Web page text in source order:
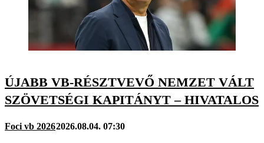
ÚJABB VB-RÉSZTVEVŐ NEMZET VÁLT
SZÖVETSÉGI KAPITÁNYT – HIVATALOS
Foci vb 20262026.08.04. 07:30